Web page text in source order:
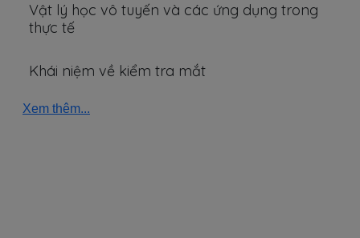
Vật lý học vô tuyến và các ứng dụng trong
thực tế
Khái niệm về kiểm tra mắt
Xem thêm...